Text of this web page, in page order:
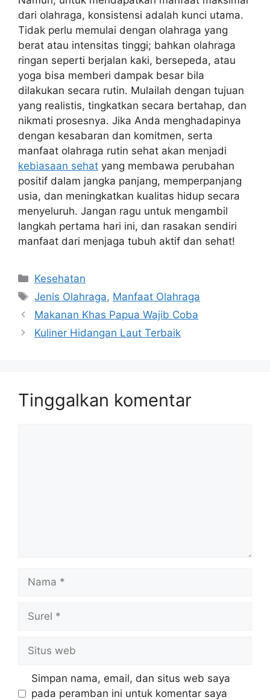
dari olahraga, konsistensi adalah kunci utama.
Tidak perlu memulai dengan olahraga yang
berat atau intensitas tinggi; bahkan olahraga
ringan seperti berjalan kaki, bersepeda, atau
yoga bisa memberi dampak besar bila
dilakukan secara rutin. Mulailah dengan tujuan
yang realistis, tingkatkan secara bertahap, dan
nikmati prosesnya. Jika Anda menghadapinya
dengan kesabaran dan komitmen, serta
manfaat olahraga rutin sehat akan menjadi
kebiasaan sehat yang membawa perubahan
positif dalam jangka panjang, memperpanjang
usia, dan meningkatkan kualitas hidup secara
menyeluruh. Jangan ragu untuk mengambil
langkah pertama hari ini, dan rasakan sendiri
manfaat dari menjaga tubuh aktif dan sehat!
Kategori
Kesehatan
Tag
Jenis Olahraga, Manfaat Olahraga
Makanan Khas Papua Wajib Coba
Kuliner Hidangan Laut Terbaik
Tinggalkan komentar
Nama
Surel
Situs
web
Simpan nama, email, dan situs web saya
pada peramban ini untuk komentar saya